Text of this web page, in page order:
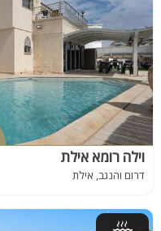
וילה רומא אילת
דרום והנגב, אילת